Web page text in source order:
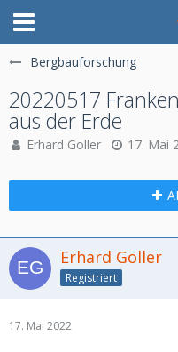
Bergbauforschung
20220517
aus der Erde
Erhard Goller 17. Mai
Erhard Goller
Registriert
17. Mai 2022